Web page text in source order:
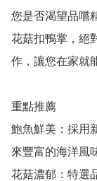
您是否渴望品嚐
花菇扣鴨掌，絕
作，讓您在家就
重點推薦
鮑魚鮮美：採用
來豐富的海洋風
花菇濃郁：特選